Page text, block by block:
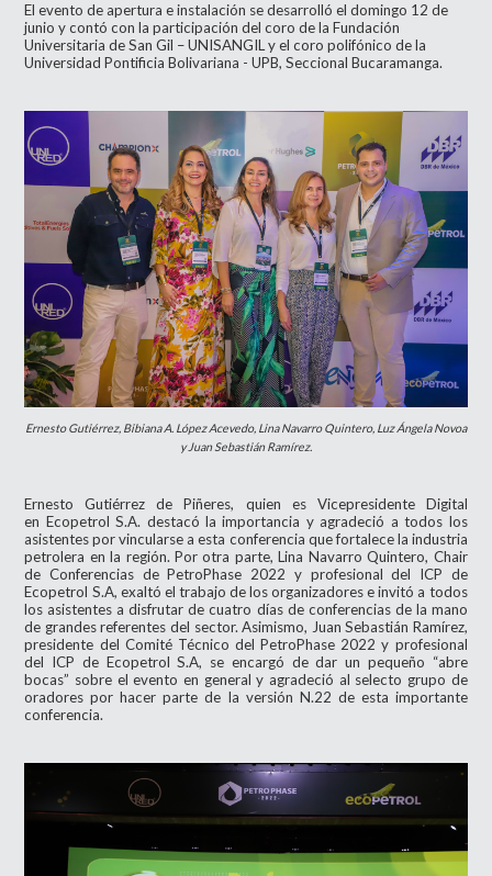
El evento de apertura e instalación se desarrolló el domingo 12 de
junio y contó con la participación del coro de la Fundación
Universitaria de San Gil – UNISANGIL y el coro polifónico de la
Universidad Pontificia Bolivariana - UPB, Seccional Bucaramanga.
Ernesto Gutiérrez, Bibiana A. López Acevedo, Lina Navarro Quintero, Luz Ángela Novoa
y Juan Sebastián Ramírez.
Ernesto Gutiérrez de Piñeres, quien es Vicepresidente Digital
en Ecopetrol S.A. destacó la importancia y agradeció a todos los
asistentes por vincularse a esta conferencia que fortalece la industria
petrolera en la región. Por otra parte, Lina Navarro Quintero, Chair
de Conferencias de PetroPhase 2022 y profesional del ICP de
Ecopetrol S.A, exaltó el trabajo de los organizadores e invitó a todos
los asistentes a disfrutar de cuatro días de conferencias de la mano
de grandes referentes del sector. Asimismo, Juan Sebastián Ramírez,
presidente del Comité Técnico del PetroPhase 2022 y profesional
del ICP de Ecopetrol S.A, se encargó de dar un pequeño “abre
bocas” sobre el evento en general y agradeció al selecto grupo de
oradores por hacer parte de la versión N.22 de esta importante
conferencia.